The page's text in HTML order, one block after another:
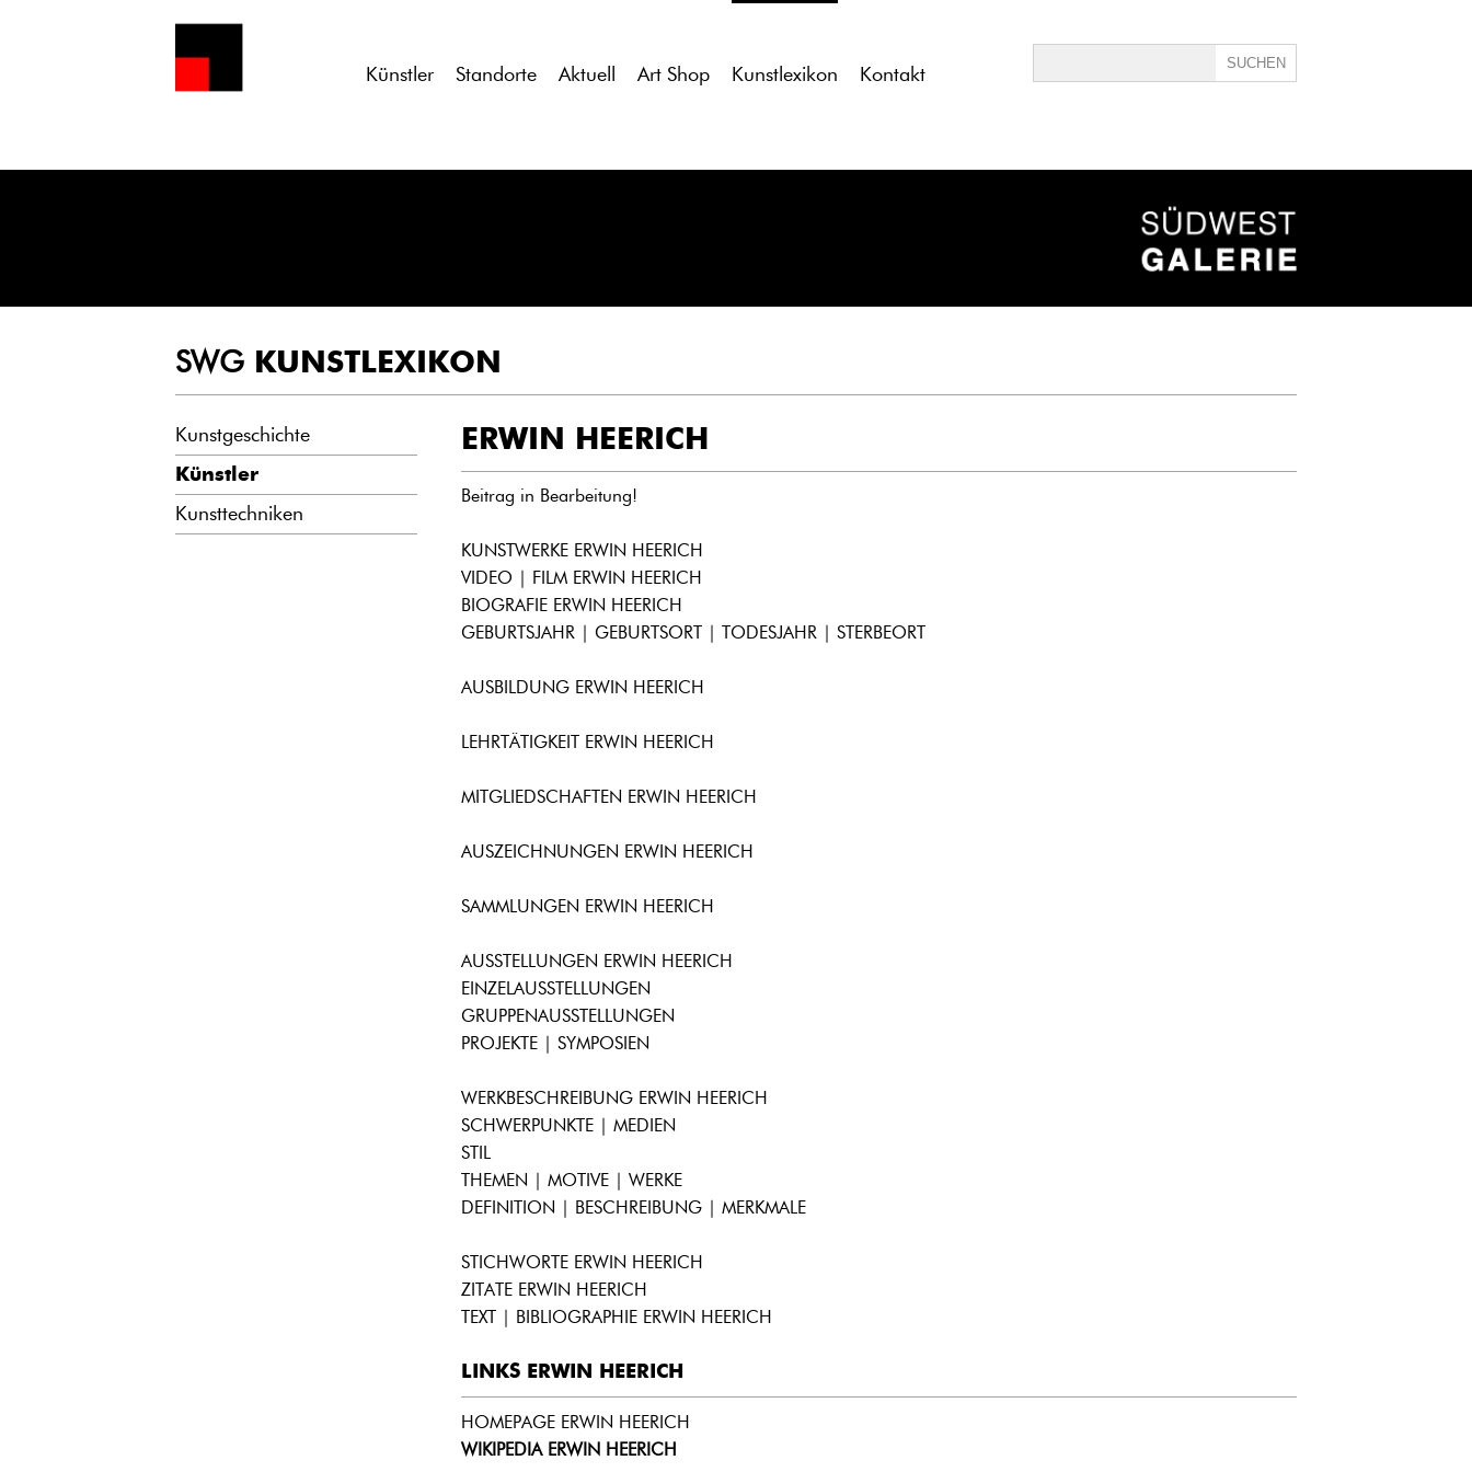
Künstler Standorte Aktuell Art Shop Kunstlexikon Kontakt
SWG KUNSTLEXIKON
Kunstgeschichte
Künstler
Kunsttechniken
ERWIN HEERICH
Beitrag in Bearbeitung!
KUNSTWERKE ERWIN HEERICH
VIDEO | FILM ERWIN HEERICH
BIOGRAFIE ERWIN HEERICH
GEBURTSJAHR | GEBURTSORT | TODESJAHR | STERBEORT
AUSBILDUNG ERWIN HEERICH
LEHRTÄTIGKEIT ERWIN HEERICH
MITGLIEDSCHAFTEN ERWIN HEERICH
AUSZEICHNUNGEN ERWIN HEERICH
SAMMLUNGEN ERWIN HEERICH
AUSSTELLUNGEN ERWIN HEERICH
EINZELAUSSTELLUNGEN
GRUPPENAUSSTELLUNGEN
PROJEKTE | SYMPOSIEN
WERKBESCHREIBUNG ERWIN HEERICH
SCHWERPUNKTE | MEDIEN
STIL
THEMEN | MOTIVE | WERKE
DEFINITION | BESCHREIBUNG | MERKMALE
STICHWORTE ERWIN HEERICH
ZITATE ERWIN HEERICH
TEXT | BIBLIOGRAPHIE ERWIN HEERICH
LINKS ERWIN HEERICH
HOMEPAGE ERWIN HEERICH
WIKIPEDIA ERWIN HEERICH